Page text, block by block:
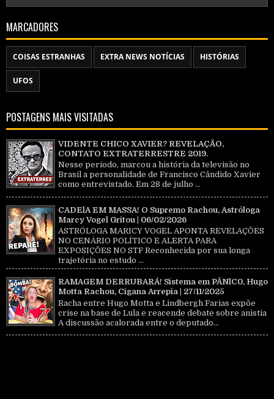
MARCADORES
COISAS ESTRANHAS EXTRA NEWS NOTÍCIAS HISTÓRIAS
UFOS
POSTAGENS MAIS VISITADAS
VIDENTE CHICO XAVIER? REVELAÇÃO,
CONTATO EXTRATERRESTRE 2019.
Nesse período, marcou a história da televisão no
Brasil a personalidade de Francisco Cândido Xavier
como entrevistado. Em 28 de julho ...
CADElA EM MASSA! O Supremo Rachou, Astróloga
Marcy Vogel Gritou | 06/02/2026
ASTRÓLOGA MARICY VOGEL APONTA REVELAÇÕES
NO CENÁRIO POLÍTICO E ALERTA PARA
EXPOSIÇÕES NO STF Reconhecida por sua longa
trajetória no estudo ...
RAMAGEM DERRUBARÁ! Sistema em PÂNlC0, Hugo
Motta Rachou, Cigana Arrepia | 27/11/2025
Racha entre Hugo Motta e Lindbergh Farias expõe
crise na base de Lula e reacende debate sobre anistia
A discussão acalorada entre o deputado...